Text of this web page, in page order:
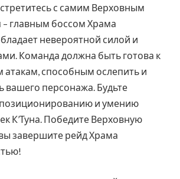
с самим Верховным
– главным боссом Храма
невероятной силой и
Команда должна быть готова к
атакам, способным ослепить и
вашего персонажа. Будьте
и умению
К’Туна. Победите Верховную
завершите рейд Храма